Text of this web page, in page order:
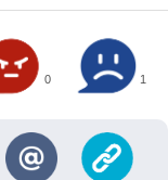
0 1